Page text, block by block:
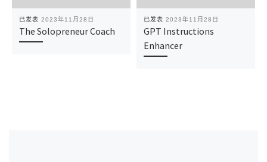
已发表 2023年11月28日
The Solopreneur Coach
已发表 2023年11月28日
GPT Instructions
Enhancer